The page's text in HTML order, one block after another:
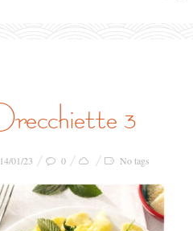
orecchiette 3
14/01/23 0 No tags